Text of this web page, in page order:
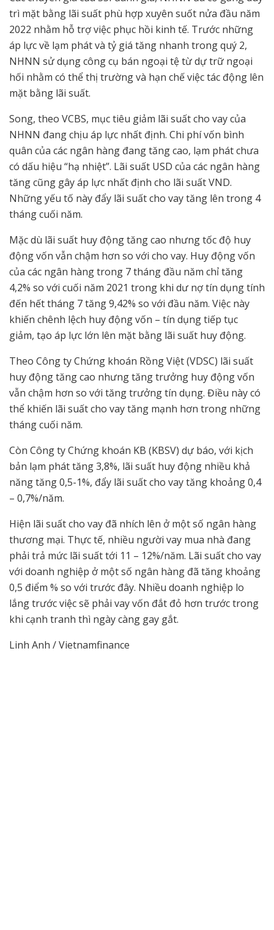
trì mặt bằng lãi suất phù hợp xuyên suốt nửa đầu năm
2022 nhằm hỗ trợ việc phục hồi kinh tế. Trước những
áp lực về lạm phát và tỷ giá tăng nhanh trong quý 2,
NHNN sử dụng công cụ bán ngoại tệ từ dự trữ ngoại
hối nhằm có thể thị trường và hạn chế việc tác động lên
mặt bằng lãi suất.
Song, theo VCBS, mục tiêu giảm lãi suất cho vay của
NHNN đang chịu áp lực nhất định. Chi phí vốn bình
quân của các ngân hàng đang tăng cao, lạm phát chưa
có dấu hiệu “hạ nhiệt”. Lãi suất USD của các ngân hàng
tăng cũng gây áp lực nhất định cho lãi suất VND.
Những yếu tố này đẩy lãi suất cho vay tăng lên trong 4
tháng cuối năm.
Mặc dù lãi suất huy động tăng cao nhưng tốc độ huy
động vốn vẫn chậm hơn so với cho vay. Huy động vốn
của các ngân hàng trong 7 tháng đầu năm chỉ tăng
4,2% so với cuối năm 2021 trong khi dư nợ tín dụng tính
đến hết tháng 7 tăng 9,42% so với đầu năm. Việc này
khiến chênh lệch huy động vốn – tín dụng tiếp tục
giảm, tạo áp lực lớn lên mặt bằng lãi suất huy động.
Theo Công ty Chứng khoán Rồng Việt (VDSC) lãi suất
huy động tăng cao nhưng tăng trưởng huy động vốn
vẫn chậm hơn so với tăng trưởng tín dụng. Điều này có
thể khiến lãi suất cho vay tăng mạnh hơn trong những
tháng cuối năm.
Còn Công ty Chứng khoán KB (KBSV) dự báo, với kịch
bản lạm phát tăng 3,8%, lãi suất huy động nhiều khả
năng tăng 0,5-1%, đẩy lãi suất cho vay tăng khoảng 0,4
– 0,7%/năm.
Hiện lãi suất cho vay đã nhích lên ở một số ngân hàng
thương mại. Thực tế, nhiều người vay mua nhà đang
phải trả mức lãi suất tới 11 – 12%/năm. Lãi suất cho vay
với doanh nghiệp ở một số ngân hàng đã tăng khoảng
0,5 điểm % so với trước đây. Nhiều doanh nghiệp lo
lắng trước việc sẽ phải vay vốn đắt đỏ hơn trước trong
khi cạnh tranh thì ngày càng gay gắt.
Linh Anh / Vietnamfinance